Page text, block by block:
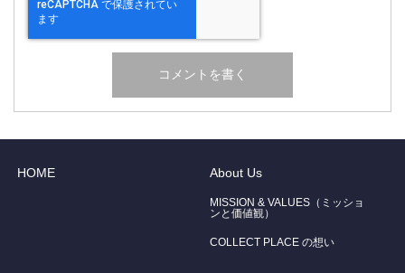
HOME About Us
MISSION & VALUES（ミッショ
ンと価値観）
COLLECT PLACE の想い